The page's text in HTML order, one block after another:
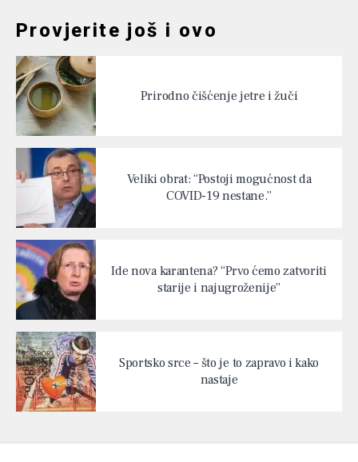
Provjerite još i ovo
Prirodno čišćenje jetre i žuči
Veliki obrat: “Postoji mogućnost da
COVID-19 nestane.”
Ide nova karantena? “Prvo ćemo zatvoriti
starije i najugroženije”
Sportsko srce – što je to zapravo i kako
nastaje